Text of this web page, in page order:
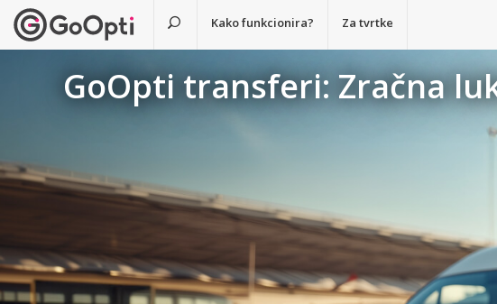
Kako funkcionira? Za tvrtke
GoOpti transferi: Zračna